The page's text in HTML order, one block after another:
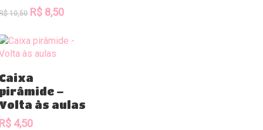
10,50 O
original
era:
R$ 8,50O
atual
–
às aulas
4,50